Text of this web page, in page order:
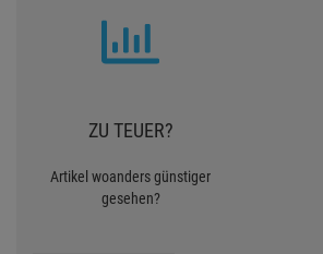
ZU TEUER?
Artikel woanders günstiger
gesehen?